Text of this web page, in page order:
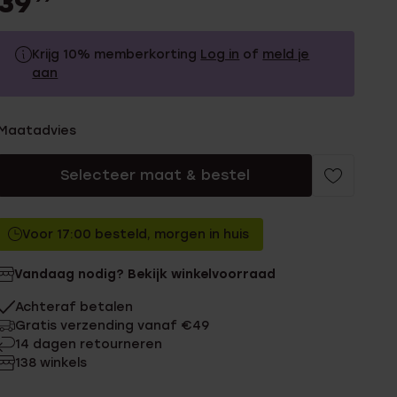
Krijg 10% memberkorting Log in of meld je
aan
Zonder memberkorting
Selecteer maat & bestel
Voor 17:00 besteld, morgen in huis
Vandaag nodig? Bekijk winkelvoorraad
Achteraf betalen
Gratis verzending vanaf €49
14 dagen retourneren
138 winkels